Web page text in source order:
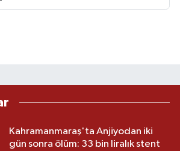
Kahramanmaraş'ta Anjiyodan iki
gün sonra ölüm: 33 bin liralık stent